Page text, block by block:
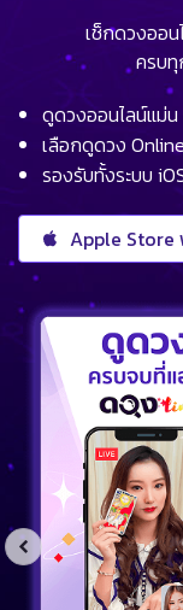
เช็กดวงออ
ครบ
ดูดวงออนไลน์แม่
เลือกดูดวง
รองรับทั้งระบบ
Apple Store